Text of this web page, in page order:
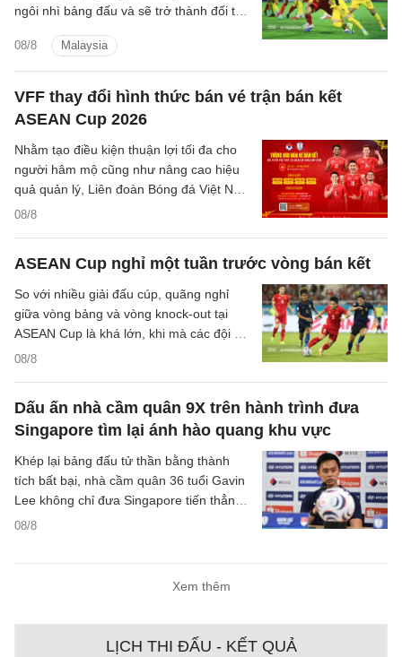
08/8 Malaysia
ngôi nhì bảng đấu và sẽ trở thành đối thủ
hành trình bảo vệ ngôi vương Đông Nam
Á.
VFF thay đổi hình thức bán vé trận bán kết
ASEAN Cup 2026
08/8
Nhằm tạo điều kiện thuận lợi tối đa cho
người hâm mộ cũng như nâng cao hiệu
quả quản lý, Liên đoàn Bóng đá Việt Nam
(VFF) đã chính thức thông báo về việc
ASEAN Cup nghỉ một tuần trước vòng bán kết
08/8
So với nhiều giải đấu cúp, quãng nghỉ
giữa vòng bảng và vòng knock-out tại
ASEAN Cup là khá lớn, khi mà các đội sẽ
có quãng nghỉ lên tới một tuần cho các
Dấu ấn nhà cầm quân 9X trên hành trình đưa
Singapore tìm lại ánh hào quang khu vực
08/8
Khép lại bảng đấu tử thần bằng thành
tích bất bại, nhà cầm quân 36 tuổi Gavin
Lee không chỉ đưa Singapore tiến thẳng
vào bán kết ASEAN Cup 2026, mà còn
Xem thêm
LỊCH THI ĐẤU - KẾT QUẢ